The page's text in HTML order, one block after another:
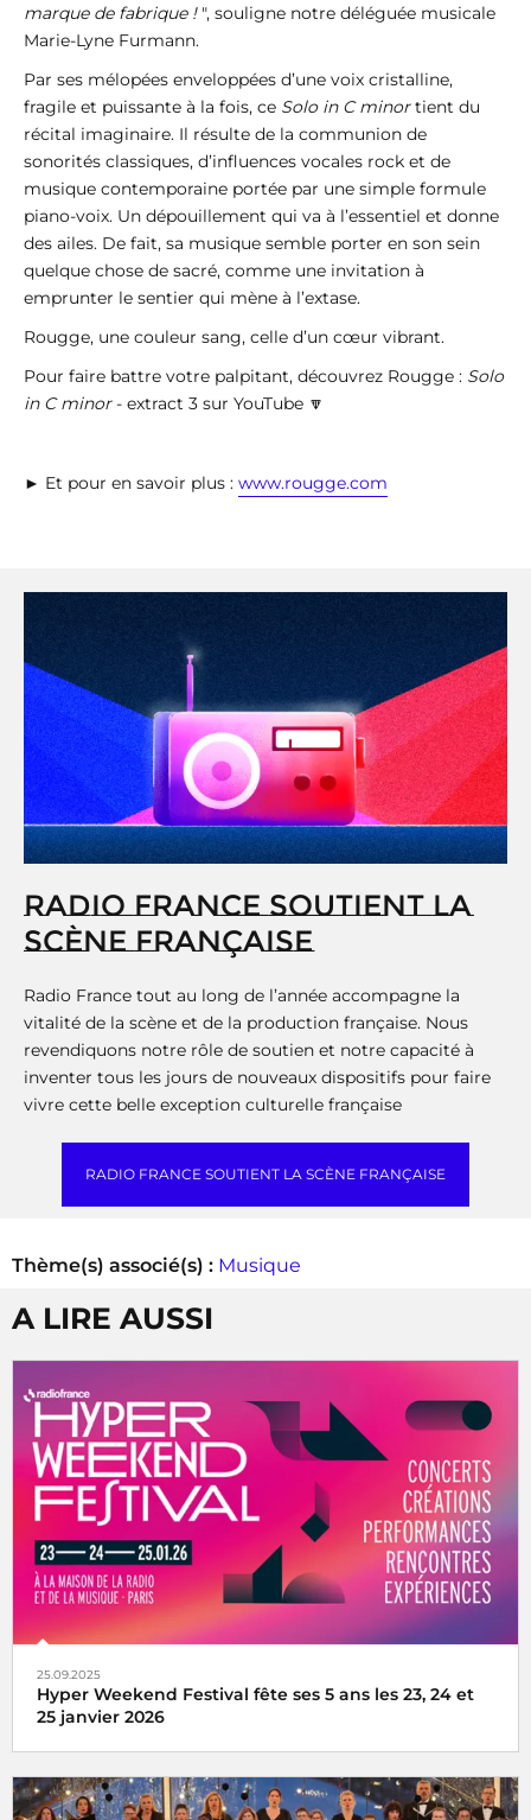
marque de fabrique ! ", souligne notre déléguée musicale
Marie-Lyne Furmann.
Par ses mélopées enveloppées d’une voix cristalline,
fragile et puissante à la fois, ce Solo in C minortient du
récital imaginaire. Il résulte de la communion de
sonorités classiques, d’influences vocales rock et de
musique contemporaine portée par une simple formule
piano-voix. Un dépouillement qui va à l’essentiel et donne
des ailes. De fait, sa musique semble porter en son sein
quelque chose de sacré, comme une invitation à
emprunter le sentier qui mène à l’extase.
Rougge, une couleur sang, celle d’un cœur vibrant.
Pour faire battre votre palpitant, découvrez Rougge : Solo
in C minor- extract 3 sur YouTube 🔽
► Et pour en savoir plus : www.rougge.com
RADIO FRANCE SOUTIENT LA
SCÈNE FRANÇAISE
Radio France tout au long de l’année accompagne la
vitalité de la scène et de la production française. Nous
revendiquons notre rôle de soutien et notre capacité à
inventer tous les jours de nouveaux dispositifs pour faire
vivre cette belle exception culturelle française
RADIO FRANCE SOUTIENT LA SCÈNE FRANÇAISE
Thème(s) associé(s) : Musique
A LIRE AUSSI
25.09.2025
Hyper Weekend Festival fête ses 5 ans les 23, 24 et
25 janvier 2026